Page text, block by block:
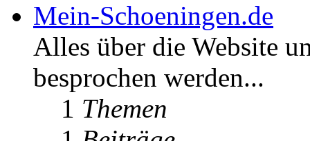
Mein-Schoeningen.de
Alles über die Website
besprochen werden...
1 Themen